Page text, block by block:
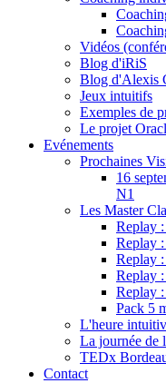
Vidéos
Blog d'iRiS
Blog d'Alexis
Jeux intuitifs
Exemples de
Le projet
Evénements
Prochaines
16
N1
Les Master
Replay
Replay
Replay
Replay
Replay
Pack 5
L'heure
La journée de
TEDx
Contact